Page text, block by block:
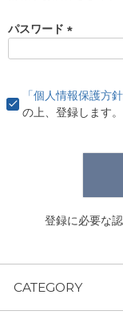
パスワード
)
「個人情報保護方
の上、登録します
登録に必要な
CATEGORY